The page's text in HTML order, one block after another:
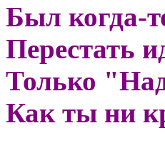
Был когда-
Перестать
Только
Как ты ни